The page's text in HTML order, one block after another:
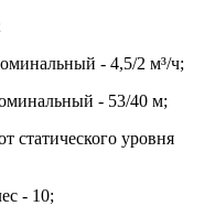
- 4,5/2 м³/ч;
- 53/40 м;
статического уровня
- 10;